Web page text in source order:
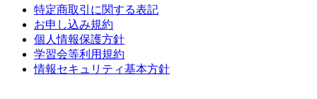
特定商取引に関する表記
お申し込み規約
個人情報保護方針
学習会等利用規約
情報セキュリティ基本方針